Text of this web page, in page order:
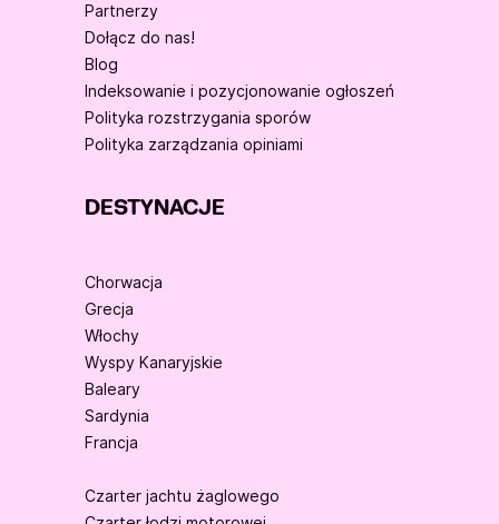
Partnerzy
Dołącz do nas!
Blog
Indeksowanie i pozycjonowanie ogłoszeń
Polityka rozstrzygania sporów
Polityka zarządzania opiniami
DESTYNACJE
Chorwacja
Grecja
Włochy
Wyspy Kanaryjskie
Baleary
Sardynia
Francja
Czarter jachtu żaglowego